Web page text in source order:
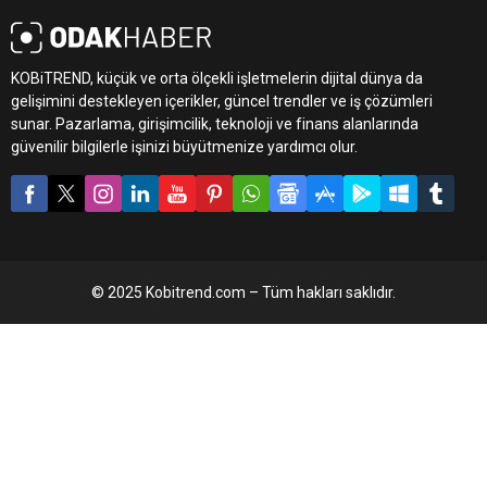
KOBiTREND, küçük ve orta ölçekli işletmelerin dijital dünya da
gelişimini destekleyen içerikler, güncel trendler ve iş çözümleri
sunar. Pazarlama, girişimcilik, teknoloji ve finans alanlarında
güvenilir bilgilerle işinizi büyütmenize yardımcı olur.
© 2025 Kobitrend.com – Tüm hakları saklıdır.